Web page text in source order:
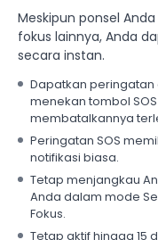
Meskipun ponsel
fokus lainnya, Anda
secara instan.
Dapatkan peringatan
menekan tombol
membatalkannya
Peringatan SOS
notifikasi biasa.
Tetap menjangkau
Anda dalam mode
Fokus.
Tetap aktif hingga 15